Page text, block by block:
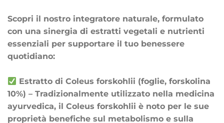
Scopri il nostro integratore naturale, formulato
con una sinergia di estratti vegetali e nutrienti
essenziali per supportare il tuo benessere
quotidiano:
Estratto di Coleus forskohlii (foglie, forskolina
10%) – Tradizionalmente utilizzato nella medicina
ayurvedica, il Coleus forskohlii è noto per le sue
proprietà benefiche sul metabolismo e sulla